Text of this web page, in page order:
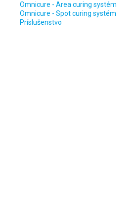
Omnicure - Area curing systém
Omnicure - Spot curing systém
Príslušenstvo